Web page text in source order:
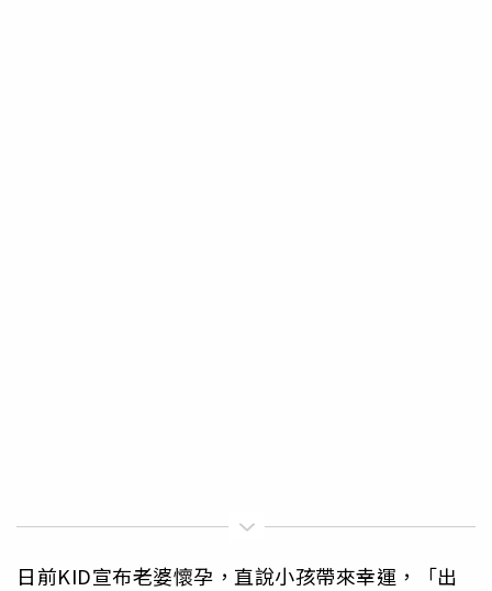
日前KID宣布老婆懷孕，直說小孩帶來幸運，「出